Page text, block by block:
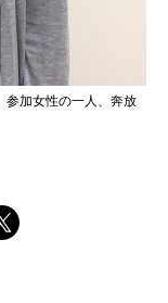
加女性の一人、奔放